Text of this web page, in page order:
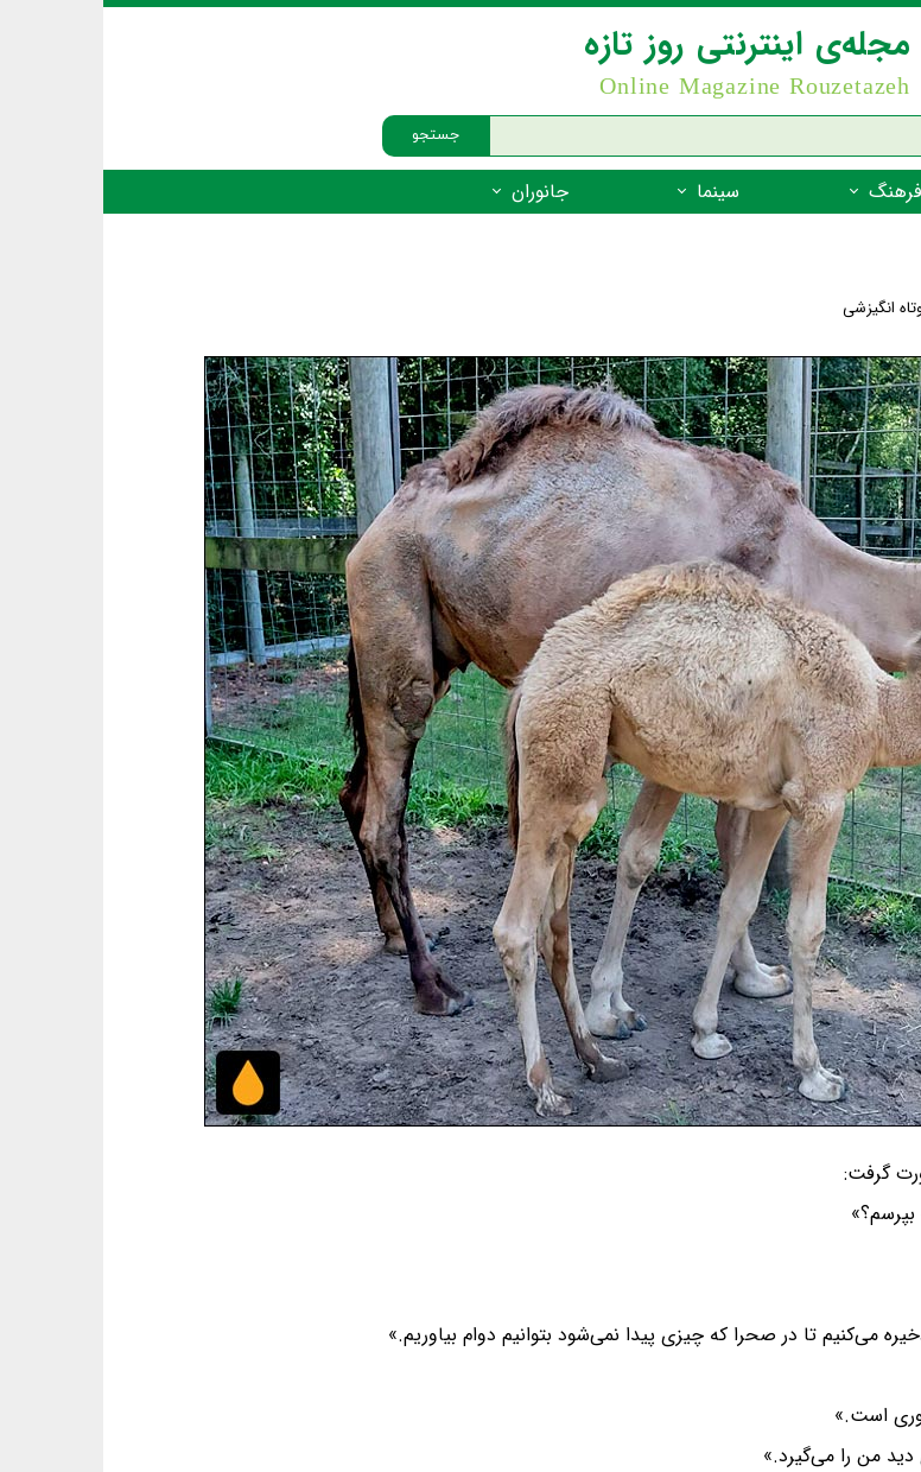
جستجو
مجله‌ی اینترنتی روز تازه
Online Magazine Rouzetazeh
فرهنگ
ضرب المثل
شعر فارسی
بزرگان
گفتاورد
سینما جانوران
جانوران مهره‌دار - دوزیستان
جانوران مهره‌دار - ماهیان
جانوران مهره‌دار - فهرست‌ها
انگیزشی
گرفت:
می‌کنیم تا در صحرا که چیزی پیدا نمی‌شود بتوانیم دوام بیاوریم.»
است.»
من را می‌گیرد.»